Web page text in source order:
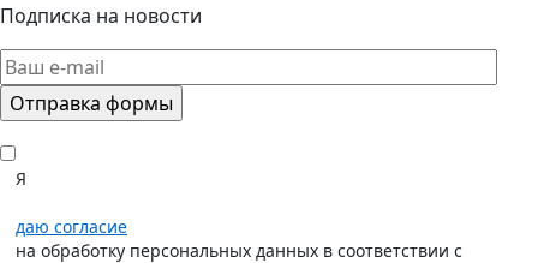
Подписка на новости
Я
даю согласие
на обработку персональных данных в соответствии с